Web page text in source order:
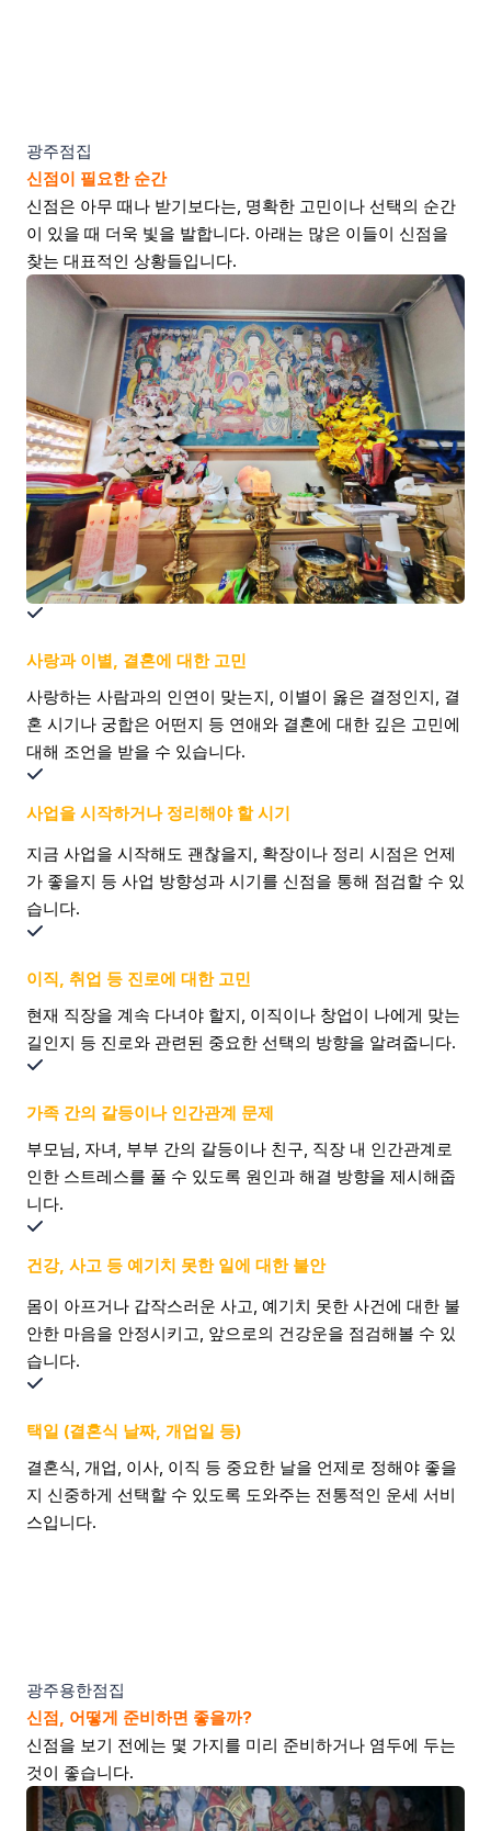
광주점집
신점이 필요한 순간
신점은 아무 때나 받기보다는, 명확한 고민이나 선택의 순간
이 있을 때 더욱 빛을 발합니다. 아래는 많은 이들이 신점을
찾는 대표적인 상황들입니다.
사랑과 이별, 결혼에 대한 고민
사랑하는 사람과의 인연이 맞는지, 이별이 옳은 결정인지, 결
혼 시기나 궁합은 어떤지 등 연애와 결혼에 대한 깊은 고민에
대해 조언을 받을 수 있습니다.
사업을 시작하거나 정리해야 할 시기
지금 사업을 시작해도 괜찮을지, 확장이나 정리 시점은 언제
가 좋을지 등 사업 방향성과 시기를 신점을 통해 점검할 수 있
습니다.
이직, 취업 등 진로에 대한 고민
현재 직장을 계속 다녀야 할지, 이직이나 창업이 나에게 맞는
길인지 등 진로와 관련된 중요한 선택의 방향을 알려줍니다.
가족 간의 갈등이나 인간관계 문제
부모님, 자녀, 부부 간의 갈등이나 친구, 직장 내 인간관계로
인한 스트레스를 풀 수 있도록 원인과 해결 방향을 제시해줍
니다.
건강, 사고 등 예기치 못한 일에 대한 불안
몸이 아프거나 갑작스러운 사고, 예기치 못한 사건에 대한 불
안한 마음을 안정시키고, 앞으로의 건강운을 점검해볼 수 있
습니다.
택일 (결혼식 날짜, 개업일 등)
결혼식, 개업, 이사, 이직 등 중요한 날을 언제로 정해야 좋을
지 신중하게 선택할 수 있도록 도와주는 전통적인 운세 서비
스입니다.
광주용한점집
신점, 어떻게 준비하면 좋을까?
신점을 보기 전에는 몇 가지를 미리 준비하거나 염두에 두는
것이 좋습니다.